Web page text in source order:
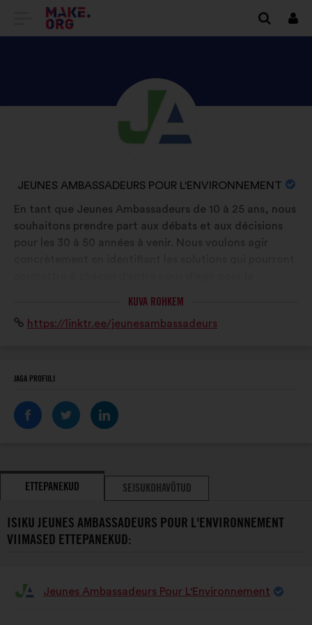
SAIDI
AVALEHELE
Logi
TUTVU
ISIKU
L'ENVIRONNEMENT
PROFIILIGA
ORGANISATSIOONI
JEUNES AMBASSADEURS POUR L'ENVIRONNEMENT
Elulugu:
En tant que Jeunes Ambassadeurs de 10 à 25 ans, nous
souhaitons prendre part aux débats et aux décisions
pour les 30 à 50 années à venir. Nous voulons agir
Wehrling, qui nous permet d'apprendre à agir et peser
KUVA ROHKEM
Veebisait:
https://linktr.ee/jeunesambassadeurs
JAGA PROFIILI
ETTEPANEKUD SEISUKOHAVÕTUD
ISIKU JEUNES AMBASSADEURS POUR L'ENVIRONNEMENT
VIIMASED ETTEPANEKUD:
EttepanekuJeunes Ambassadeurs Pour L'Environnement